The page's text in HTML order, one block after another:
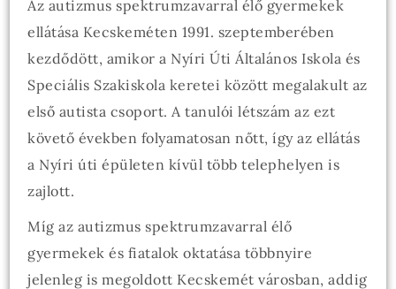
Az autizmus spektrumzavarral élő gyermekek
ellátása Kecskeméten 1991. szeptemberében
kezdődött, amikor a Nyíri Úti Általános Iskola és
Speciális Szakiskola keretei között megalakult az
első autista csoport. A tanulói létszám az ezt
követő években folyamatosan nőtt, így az ellátás
a Nyíri úti épületen kívül több telephelyen is
zajlott.
Míg az autizmus spektrumzavarral élő
gyermekek és fiatalok oktatása többnyire
jelenleg is megoldott Kecskemét városban, addig